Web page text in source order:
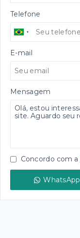
Telefone
E-mail
Mensagem
Concordo com a
WhatsApp